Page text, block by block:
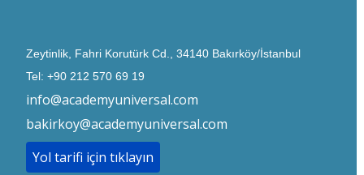
Zeytinlik, Fahri Korutürk Cd., 34140 Bakırköy/İstanbul
Tel: +90 212 570 69 19
info@academyuniversal.com
bakirkoy@academyuniversal.com
Yol tarifi için tıklayın